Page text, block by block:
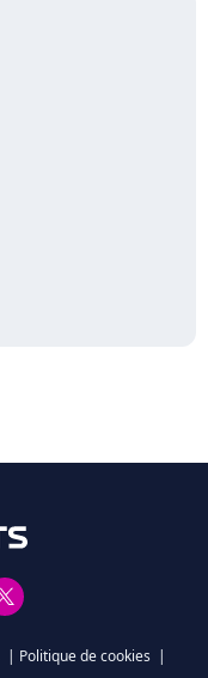
| Politique de cookies |